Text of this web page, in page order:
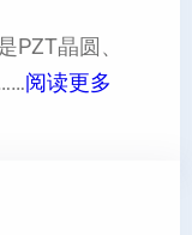
PZT晶圆、
阅读更多